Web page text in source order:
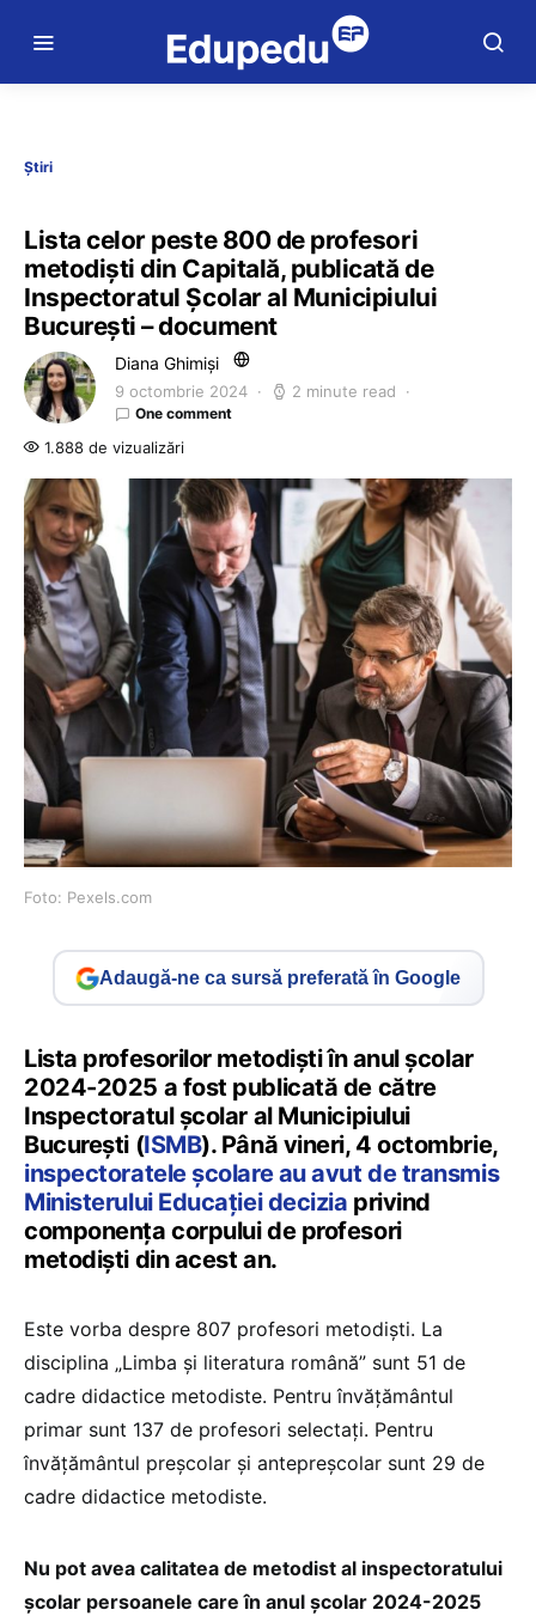
Știri
Lista celor peste 800 de profesori
metodiști din Capitală, publicată de
Inspectoratul Școlar al Municipiului
București – document
Diana Ghimiși
9 octombrie 2024 2 minute read
One comment
1.888 de vizualizări
Foto: Pexels.com
Adaugă-ne ca sursă preferată în Google
Lista profesorilor metodiști în anul școlar
2024-2025 a fost publicată de către
Inspectoratul școlar al Municipiului
București (ISMB). Până vineri, 4 octombrie,
inspectoratele școlare au avut de transmis
Ministerului Educației decizia privind
componența corpului de profesori
metodiști din acest an.
Este vorba despre 807 profesori metodiști. La
disciplina „Limba și literatura română” sunt 51 de
cadre didactice metodiste. Pentru învățământul
primar sunt 137 de profesori selectați. Pentru
învățământul preșcolar și antepreșcolar sunt 29 de
cadre didactice metodiste.
Nu pot avea calitatea de metodist al inspectoratului
școlar persoanele care în anul școlar 2024-2025